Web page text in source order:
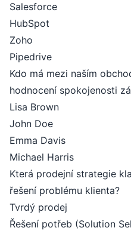
Salesforce
HubSpot
Zoho
Pipedrive
Kdo má mezi naším
hodnocení spokojenosti
Lisa Brown
John Doe
Emma Davis
Michael Harris
Která prodejní strategie
řešení problému klienta?
Tvrdý prodej
Řešení potřeb (Solution